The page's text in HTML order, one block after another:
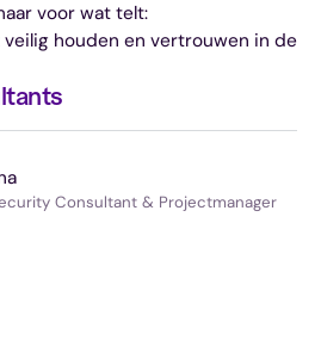
voor wat telt:
houden en vertrouwen in de
Consultant & Projectmanager